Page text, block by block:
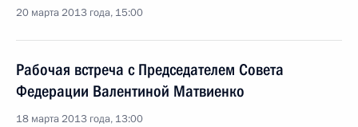
20 марта 2013 года, 15:00
Рабочая встреча с Председателем Совета
Федерации Валентиной Матвиенко
18 марта 2013 года, 13:00